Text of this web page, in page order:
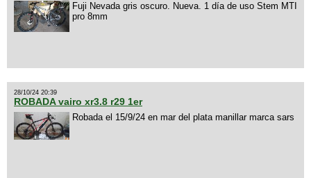
Fuji Nevada gris oscuro. Nueva. 1 día de uso Stem MTI
pro 8mm
28/10/24 20:39
ROBADA vairo xr3.8 r29 1er
Robada el 15/9/24 en mar del plata manillar marca sars